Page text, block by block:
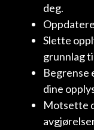
deg.
Slette
grunnlag
Begrense
dine
Motsette